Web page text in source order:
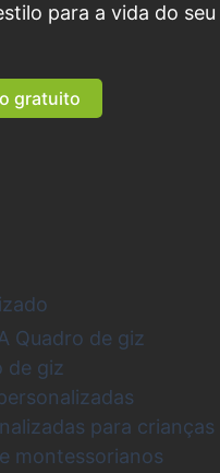
para a vida do seu
gratuito
Quadro de giz
de giz
para crianças
montessorianos